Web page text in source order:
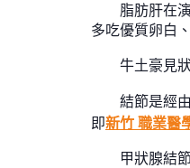
脂肪肝在
多吃優質卵白
牛土豪見
結節是經
即新竹 職業醫
甲狀腺結